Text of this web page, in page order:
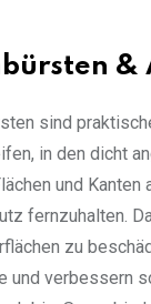
sind
in den dicht
und
fernzuhalten.
zu
und verbessern